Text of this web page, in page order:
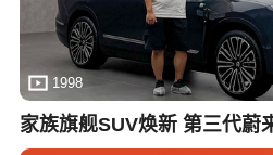
1998
家族旗舰SUV焕新 第三代蔚